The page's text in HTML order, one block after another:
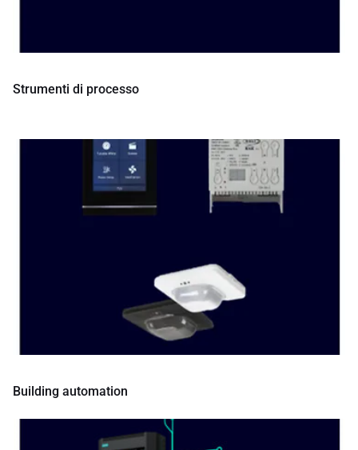
Strumenti di processo
Building automation